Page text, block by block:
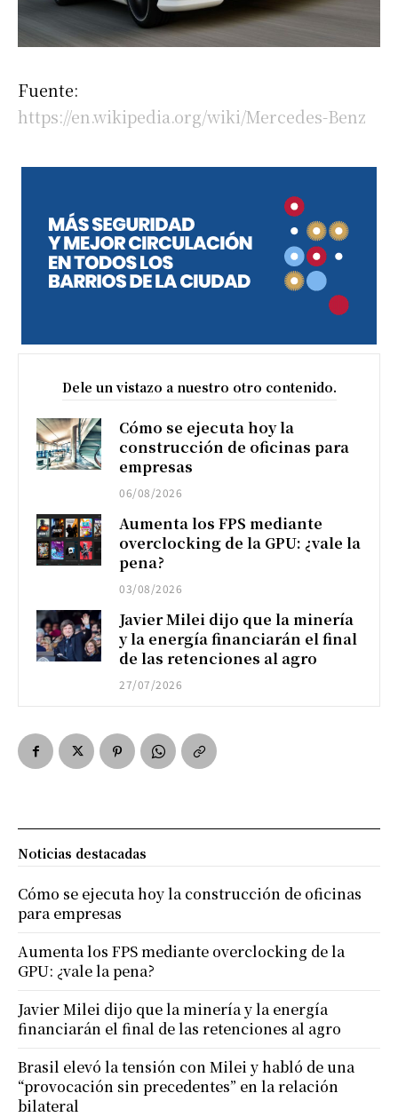
Fuente:
https://en.wikipedia.org/wiki/Mercedes-Benz
Dele un vistazo a nuestro otro contenido.
Cómo se ejecuta hoy la
construcción de oficinas para
empresas
06/08/2026
Aumenta los FPS mediante
overclocking de la GPU: ¿vale la
pena?
03/08/2026
Javier Milei dijo que la minería
y la energía financiarán el final
de las retenciones al agro
27/07/2026
Noticias destacadas
Cómo se ejecuta hoy la construcción de oficinas
para empresas
Aumenta los FPS mediante overclocking de la
GPU: ¿vale la pena?
Javier Milei dijo que la minería y la energía
financiarán el final de las retenciones al agro
Brasil elevó la tensión con Milei y habló de una
“provocación sin precedentes” en la relación
bilateral